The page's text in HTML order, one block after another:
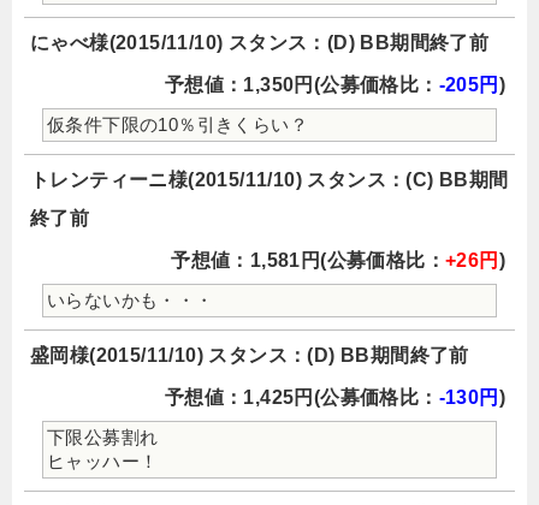
にゃべ様(2015/11/10) スタンス：(D) BB期間終了前
予想値：1,350円(公募価格比： -205円 )
仮条件下限の10％引きくらい？
トレンティーニ様(2015/11/10) スタンス：(C) BB期間
終了前
予想値：1,581円(公募価格比： +26円 )
いらないかも・・・
盛岡様(2015/11/10) スタンス：(D) BB期間終了前
予想値：1,425円(公募価格比： -130円 )
下限公募割れ
ヒャッハー！